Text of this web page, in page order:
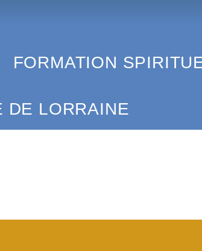
FORMATION SPIRITUELLE
DE LORRAINE